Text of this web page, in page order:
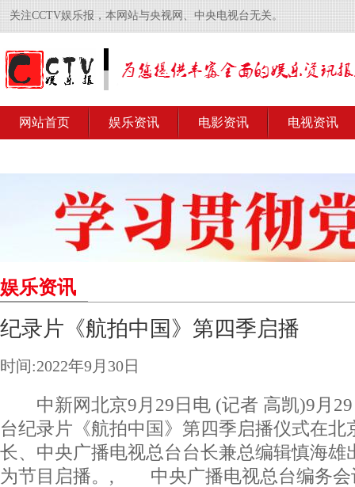
关注CCTV娱乐报，本网站与央视网、中央电视台无关。
网站首页 娱乐资讯 电影资讯 电视资讯
娱乐资讯
纪录片《航拍中国》第四季启播
时间:2022年9月30日
中新网北京9月29日电 (记者 高凯)9月29
台纪录片《航拍中国》第四季启播仪式在北
长、中央广播电视总台台长兼总编辑慎海雄
为节目启播。, 中央广播电视总台编务会